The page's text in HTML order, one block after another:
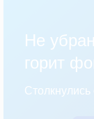
Не
горит